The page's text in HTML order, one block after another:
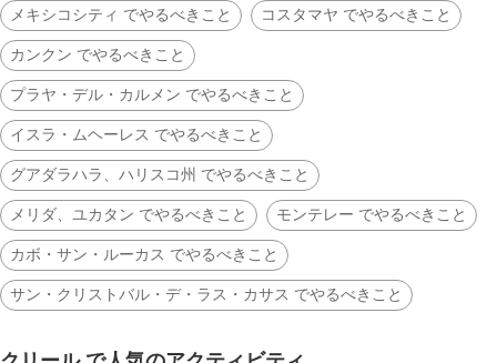
メキシコシティ でやるべきこと
コスタマヤ でやるべきこと
カンクン でやるべきこと
プラヤ・デル・カルメン でやるべきこと
イスラ・ムヘーレス でやるべきこと
グアダラハラ、ハリスコ州 でやるべきこと
メリダ、ユカタン でやるべきこと
モンテレー でやるべきこと
カボ・サン・ルーカス でやるべきこと
サン・クリストバル・デ・ラス・カサス でやるべきこと